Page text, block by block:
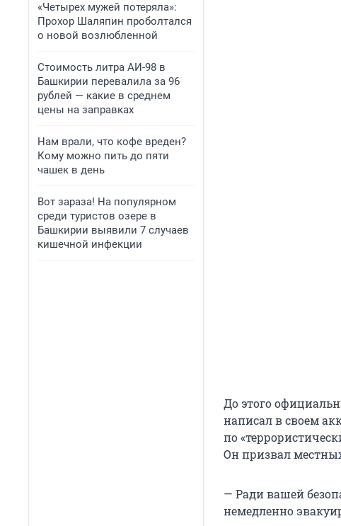
«Четырех мужей потеряла»:
Прохор Шаляпин проболтался
о новой возлюбленной
Стоимость литра АИ-98 в
Башкирии перевалила за 96
рублей — какие в среднем
цены на заправках
Нам врали, что кофе вреден?
Кому можно пить до пяти
чашек в день
Вот зараза! На популярном
среди туристов озере в
Башкирии выявили 7 случаев
кишечной инфекции
До этого
написал в своем
по
Он призвал
— Ради вашей
немедленно